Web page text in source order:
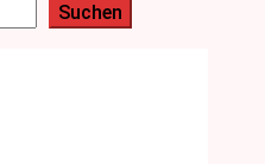
Suchen